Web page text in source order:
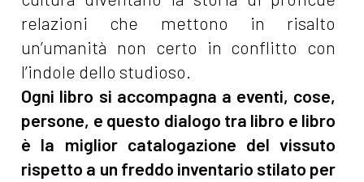
relazioni che mettono in risalto
un’umanità non certo in conflitto con
l’indole dello studioso.
Ogni libro si accompagna a eventi, cose,
persone, e questo dialogo tra libro e libro
è la miglior catalogazione del vissuto
rispetto a un freddo inventario stilato per